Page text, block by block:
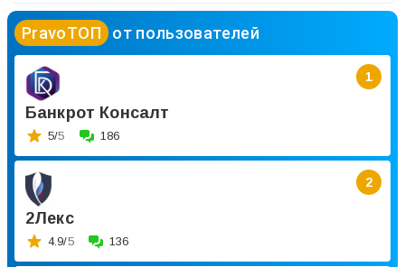
PravoТОП от пользователей
1
Банкрот Консалт
5/5 186
2
2Лекс
4.9/5 136